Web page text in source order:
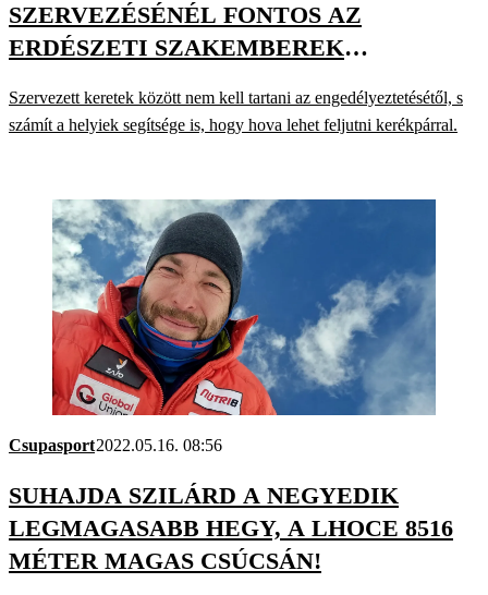
SZERVEZÉSÉNÉL FONTOS AZ
ERDÉSZETI SZAKEMBEREK
Szervezett keretek között nem kell tartani az engedélyeztetésétől, s
számít a helyiek segítsége is, hogy hova lehet feljutni kerékpárral.
Csupasport2022.05.16. 08:56
SUHAJDA SZILÁRD A NEGYEDIK
LEGMAGASABB HEGY, A LHOCE 8516
MÉTER MAGAS CSÚCSÁN!